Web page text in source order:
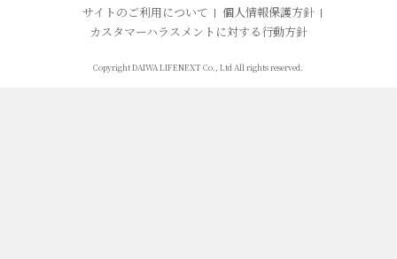
サイトのご利用について
個人情報保護方針
カスタマーハラスメントに対する行動方針
Copyright DAIWA LIFENEXT Co., Ltd All rights reserved.